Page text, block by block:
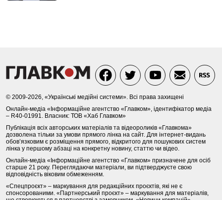
© 2009-2026, «Українські медійні системи». Всі права захищені
Онлайн-медіа «Інформаційне агентство «Главком», ідентифікатор медіа
– R40-01991. Власник: ТОВ «Хаб Главком»
Публікація всіх авторських матеріалів та відеороликів «Главкома»
дозволена тільки за умови прямого лінка на сайт. Для інтернет-видань
обов’язковим є розміщення прямого, відкритого для пошукових систем
лінка у першому абзаці на конкретну новину, статтю чи відео.
Онлайн-медіа «Інформаційне агентство «Главком» призначене для осіб
старше 21 року. Переглядаючи матеріали, ви підтверджуєте свою
відповідність віковим обмеженням.
«Спецпроєкт» – маркування для редакційних проєктів, які не є
спонсорованими. «Партнерський проєкт» – маркування для матеріалів,